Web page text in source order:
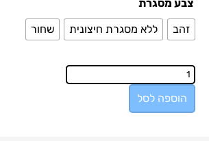
צבע מסגרת
זהב
ללא מסגרת חיצונית שחור
הוספה לסל